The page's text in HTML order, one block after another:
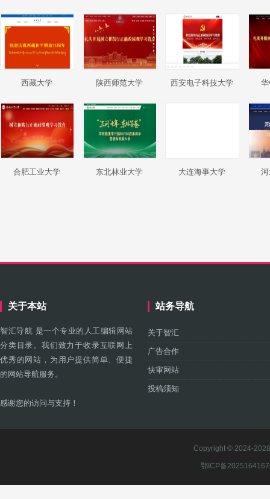
西藏大学 陕西师范大学 西安电子科技大学
合肥工业大学 东北林业大学 大连海事大学
关于本站
智汇导航 是一个专业的人工编辑网站
分类目录。我们致力于收录互联网上
优秀的网站，为用户提供简单、便捷
的网站导航服务。
感谢您的访问与支持！
站务导航
关于智汇
广告合作
快审网站
投稿须知
Copyright © 2024-
鄂ICP备